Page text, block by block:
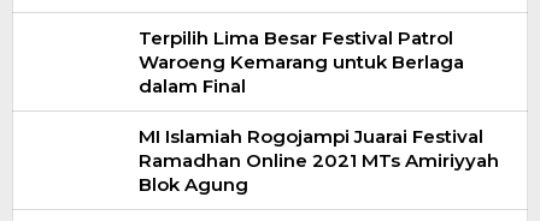
Terpilih Lima Besar Festival Patrol
Waroeng Kemarang untuk Berlaga
dalam Final
MI Islamiah Rogojampi Juarai Festival
Ramadhan Online 2021 MTs Amiriyyah
Blok Agung